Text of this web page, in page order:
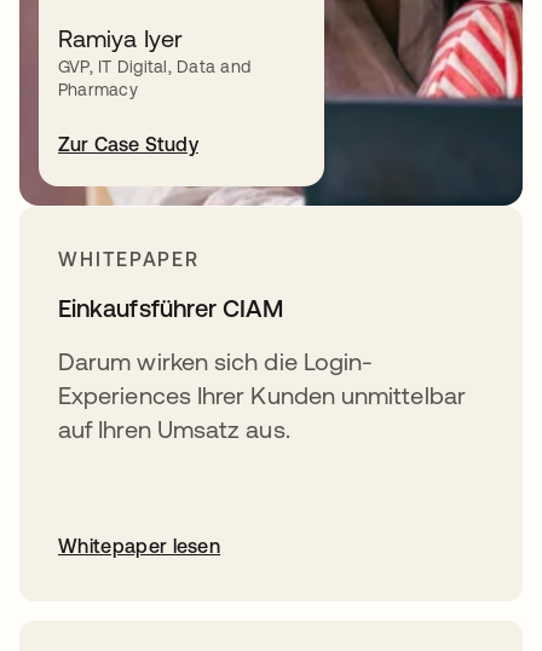
Ramiya Iyer
GVP, IT Digital, Data and
Pharmacy
Zur Case Study
Identity und User Experiences.
Whitepaper lesen
WHITEPAPER
Einkaufsführer CIAM
Darum wirken sich die Login-
Experiences Ihrer Kunden unmittelbar
auf Ihren Umsatz aus.
Whitepaper lesen